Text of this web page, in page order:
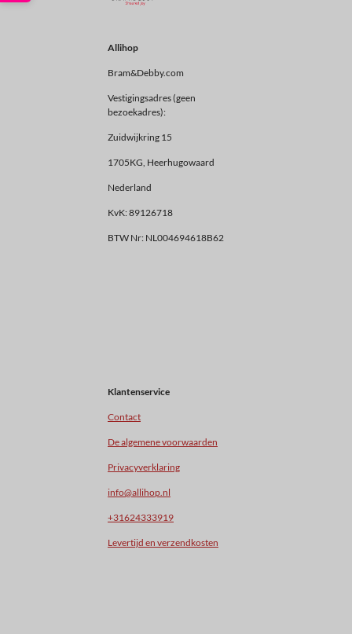
Allihop
Bram&Debby.com
Vestigingsadres (geen
bezoekadres):
Zuidwijkring 15
1705KG, Heerhugowaard
Nederland
KvK: 89126718
BTW Nr: NL004694618B62
Klantenservice
Contact
De algemene voorwaarden
Privacyverklaring
info@allihop.nl
+31624333919
Levertijd en verzendkosten